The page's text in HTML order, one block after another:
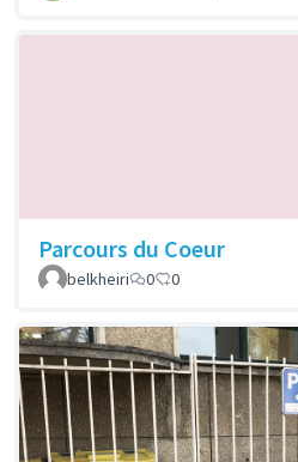
Parcours du Coeur
belkheiri
0 0